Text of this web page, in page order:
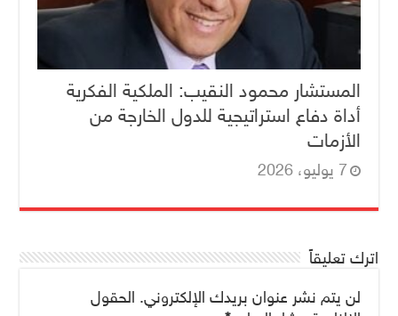
المستشار محمود النقيب: الملكية الفكرية
أداة دفاع استراتيجية للدول الخارجة من
الأزمات
7 يوليو، 2026
اترك تعليقاً
لن يتم نشر عنوان بريدك الإلكتروني. الحقول